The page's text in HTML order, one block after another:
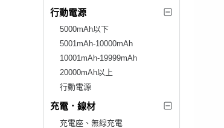
行動電源
5000mAh以下
5001mAh-10000mAh
10001mAh-19999mAh
20000mAh以上
行動電源
充電．線材
充電座、無線充電